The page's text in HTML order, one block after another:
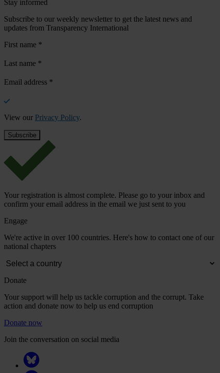
Stay informed
Subscribe to our weekly newsletter to get the latest news and
updates from Transparency International
First name *
Last name *
Email address *
View our Privacy Policy.
Your registration is almost complete. Please go to your inbox and
confirm your email address in the email we just sent to you
Engage
We're active in over 100 countries. Here's how to contact one of our
national chapters
Donate
Your support will help us tackle corruption and the corrupt. Take
action and donate now to help us end corruption
Donate now
Join the conversation on social media